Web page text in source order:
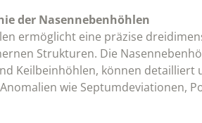
der Nasennebenhöhlen
ermöglicht eine präzise
Strukturen. Die
Keilbeinhöhlen, können detailliert
wie Septumdeviationen,